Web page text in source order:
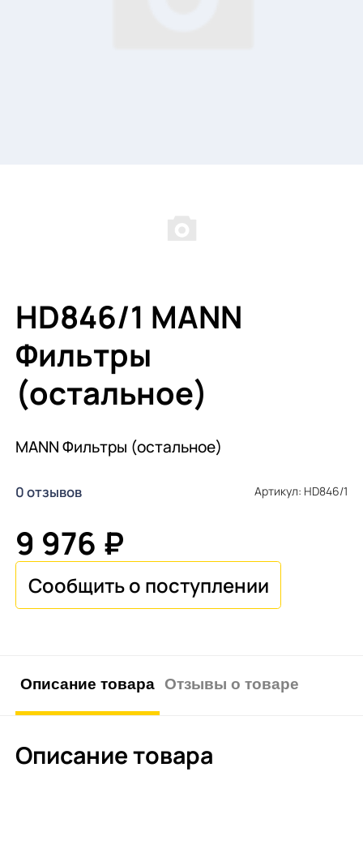
HD846/1 MANN
Фильтры
(остальное)
MANN Фильтры (остальное)
0 отзывов Артикул: HD846/1
9 976 ₽
Описание товара Отзывы о товаре
Описание товара